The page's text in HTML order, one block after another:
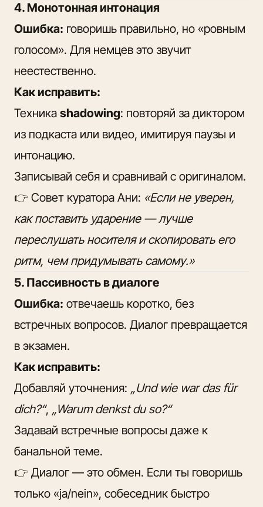
4. Монотонная интонация
Ошибка: говоришь правильно, но «ровным
голосом». Для немцев это звучит
неестественно.
Как исправить:
Техника shadowing: повторяй за диктором
из подкаста или видео, имитируя паузы и
интонацию.
Записывай себя и сравнивай с оригиналом.
👉 Совет куратора Ани: «Если не уверен,
как поставить ударение — лучше
переслушать носителя и скопировать его
ритм, чем придумывать самому.»
5. Пассивность в диалоге
Ошибка: отвечаешь коротко, без
встречных вопросов. Диалог превращается
в экзамен.
Как исправить:
Добавляй уточнения: „Und wie war das für
dich?“, „Warum denkst du so?“
Задавай встречные вопросы даже к
банальной теме.
👉 Диалог — это обмен. Если ты говоришь
только «ja/nein», собеседник быстро